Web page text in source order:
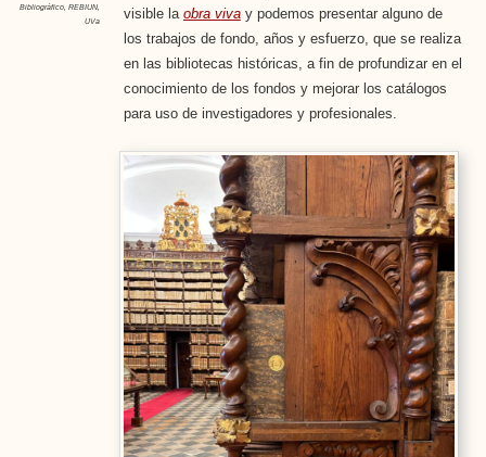
Bibliográfico, REBIUN,
UVa
visible la obra vivay podemos presentar alguno de
los trabajos de fondo, años y esfuerzo, que se realiza
en las bibliotecas históricas, a fin de profundizar en el
conocimiento de los fondos y mejorar los catálogos
para uso de investigadores y profesionales.